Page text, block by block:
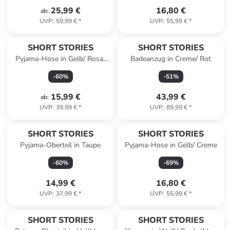
ab: 25,99 €
UVP: 59,99 €*
16,80 €
UVP: 55,99 €*
SHORT STORIES
Pyjama-Hose in Gelb/ Rosa/
Beige
-60%
ab: 15,99 €
UVP: 39,99 €*
SHORT STORIES
Badeanzug in Creme/ Rot
-51%
43,99 €
UVP: 89,99 €*
SHORT STORIES
Pyjama-Oberteil in Taupe
-60%
14,99 €
UVP: 37,99 €*
SHORT STORIES
Pyjama-Hose in Gelb/ Creme
-69%
16,80 €
UVP: 55,99 €*
SHORT STORIES SHORT STORIES